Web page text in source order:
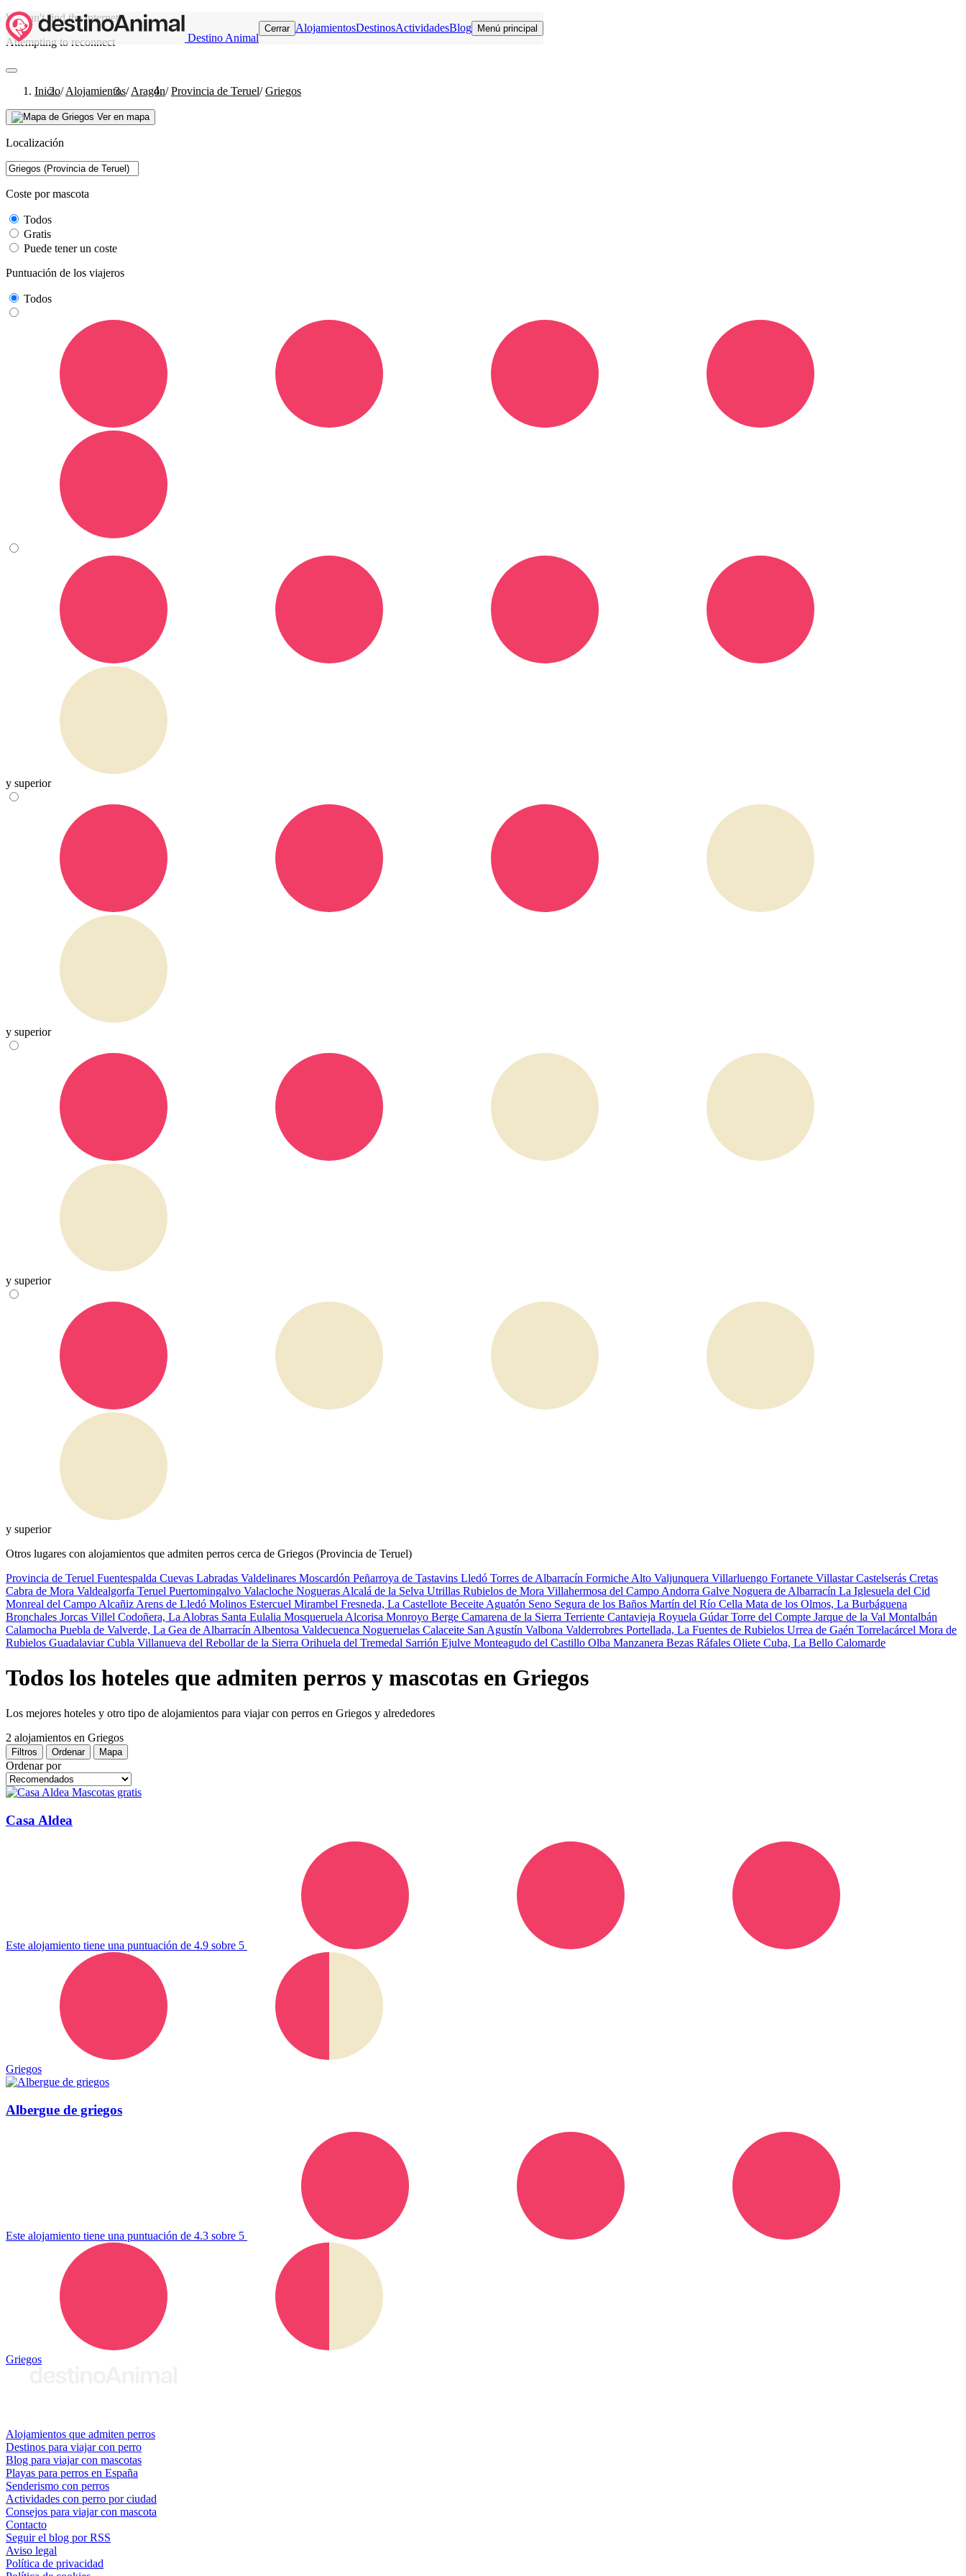
Destino Animal
Cerrar AlojamientosDestinosActividadesBlog Menú principal
We can't find the internet
Attempting to reconnect
Inicio/ Alojamientos/ Aragón/ Provincia de Teruel/ Griegos
Ver en mapa
Localización
Coste por mascota
Todos
Gratis
Puede tener un coste
Puntuación de los viajeros
Todos
y superior
y superior
y superior
y superior
Otros lugares con alojamientos que admiten perros cerca de Griegos (Provincia de Teruel)
Provincia de Teruel Fuentespalda Cuevas Labradas Valdelinares Moscardón Peñarroya de Tastavins Lledó Torres de Albarracín Formiche Alto Valjunquera Villarluengo Fortanete VillastarCastelserás Cretas
Cabra de Mora Valdealgorfa Teruel Puertomingalvo Valacloche Nogueras Alcalá de la Selva Utrillas Rubielos de Mora Villahermosa del Campo Andorra Galve Noguera de Albarracín La Iglesuela del Cid
Monreal del Campo Alcañiz Arens de Lledó Molinos Estercuel Mirambel Fresneda, La Castellote Beceite Aguatón Seno Segura de los Baños Martín del Río Cella Mata de los Olmos, La Burbáguena
Bronchales Jorcas Villel Codoñera, La Alobras Santa Eulalia Mosqueruela Alcorisa Monroyo Berge Camarena de la Sierra Terriente Cantavieja Royuela GúdarTorre del Compte Jarque de la Val Montalbán
Calamocha Puebla de Valverde, La Gea de Albarracín Albentosa Valdecuenca Nogueruelas Calaceite San Agustín Valbona Valderrobres Portellada, La Fuentes de Rubielos Urrea de Gaén Torrelacárcel Mora de
Rubielos GuadalaviarCubla Villanueva del Rebollar de la Sierra Orihuela del Tremedal Sarrión Ejulve Monteagudo del Castillo Olba Manzanera Bezas Ráfales Oliete Cuba, La Bello Calomarde
Todos los hoteles que admiten perros y mascotas en Griegos
Los mejores hoteles y otro tipo de alojamientos para viajar con perros en Griegos y alrededores
2 alojamientos en Griegos
Filtros Ordenar Mapa
Ordenar por
Mascotas gratis
Casa Aldea
Este alojamiento tiene una puntuación de 4.9 sobre 5
Griegos
Albergue de griegos
Este alojamiento tiene una puntuación de 4.3 sobre 5
Griegos
Alojamientos que admiten perros
Destinos para viajar con perro
Blog para viajar con mascotas
Playas para perros en España
Senderismo con perros
Actividades con perro por ciudad
Consejos para viajar con mascota
Contacto
Seguir el blog por RSS
Aviso legal
Política de privacidad